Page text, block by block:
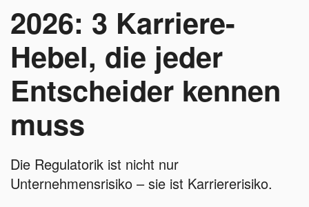
2026: 3 Karriere-
Hebel, die jeder
Entscheider kennen
muss
Die Regulatorik ist nicht nur
Unternehmensrisiko – sie ist Karriererisiko.